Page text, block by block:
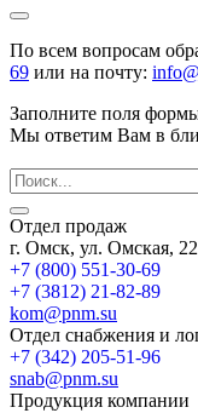
По всем вопросам
69 или на почту:
Заполните поля
Мы ответим Вам в
Отдел продаж
г. Омск, ул. Омская,
+7 (800) 551-30-69
+7 (3812) 21-82-89
kom@pnm.su
Отдел снабжения и
+7 (342) 205-51-96
snab@pnm.su
Продукция компании